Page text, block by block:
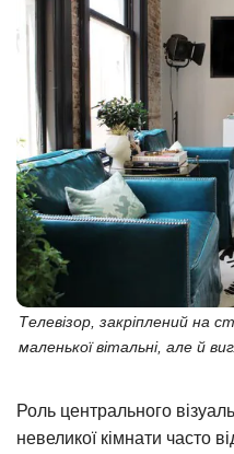
Телевізор, закріплений на
маленької вітальні, але й
Роль центрального
невеликої кімнати часто